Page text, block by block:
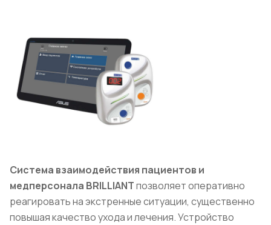
Система взаимодействия пациентов и
медперсонала BRILLIANTпозволяет оперативно
реагировать на экстренные ситуации, существенно
повышая качество ухода и лечения. Устройство